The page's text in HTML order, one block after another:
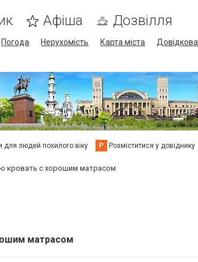
Афіша Дозвілля
Погода Нерухомість Карта міста Довідкова
для людей похилого віку Р Розміститися у довіднику
кровать с хорошим матрасом
матрасом